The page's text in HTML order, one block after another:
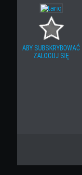
ABY SUBSKRYBOWAĆ
ZALOGUJ SIĘ